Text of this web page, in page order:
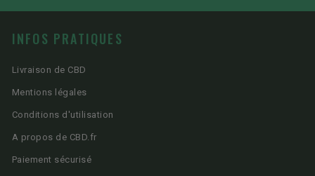
INFOS PRATIQUES
Livraison de CBD
Mentions légales
Conditions d'utilisation
A propos de CBD.fr
Paiement sécurisé